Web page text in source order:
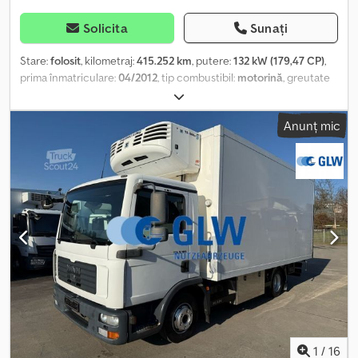
interioare: 4.100 x 2.350 x 600 mm • Podea din tablă • Pereți laterali
din aluminiu • Pereți laterali rabatabili
Solicita Sunați
Stare:folosit, kilometraj:415.252 km, putere:132 kW (179,47 CP),
prima înmatriculare:04/2012, tip combustibil: motorină, greutate
, tip de angrenaj:
emisii:Euro 5, număr de locuri:2, lungime totală:9.150 mm, lățime
, înălțime totală:3.700 mm, volumul spațiului de
, lungimea spațiului de încărcare:7.100 mm,
lățimea spațiului de încărcare:2.480 mm
, înălțime spațiu de
2.585 mm, Dotări:ABS, hayon hidraulic, încălzitor
staționar, Caroserie platformă, prelată culisantă, pereți laterali din
aluminiu divizibili 1x 600 mm, podea din placaj antiderapant, 12
inele de ancorare pe fiecare parte, buzunare pentru stâlpi
central pe suprafața de încărcare, 1 x șină de ancorare pentru
bare de blocare pe fiecare parte, lift hidraulic la spate
MBB/Palfinger tip: 1250 K, ABS, blocare diferențial pe puntea
spate, frână de motor cu supapă de reținere constantă,
tempomat, cameră pentru marșarier, încălzire staționară, oglinzi
exterioare încălzite și reglabile electric, geamuri electrice pentru
șofer și pasager, scaun șofer cu suspensie confort, trapă pe
Anunț mic
1 / 16